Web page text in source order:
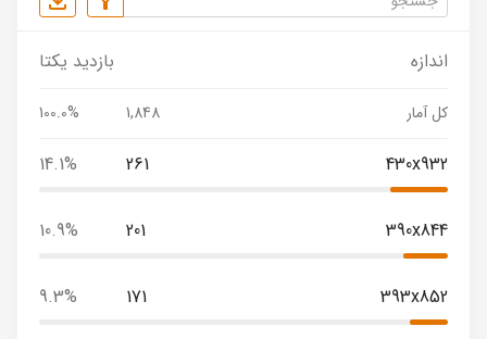
اندازه بازدید یکتا
کل آمار 1,848
100.0%
430x932
261
14.1%
390x844
201
10.9%
393x852
171
9.3%